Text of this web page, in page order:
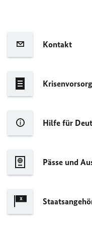
Kontakt
Hilfe für
Pässe und